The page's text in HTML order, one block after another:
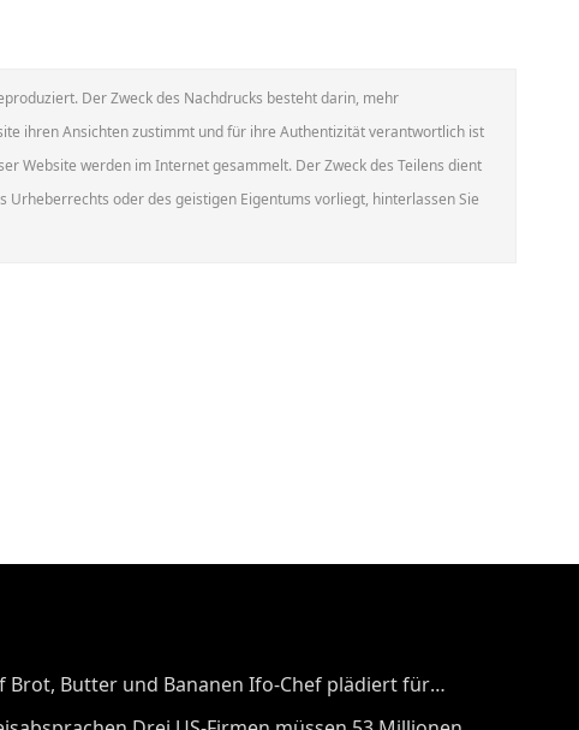
Der Zweck des Nachdrucks besteht darin, mehr
ihren Ansichten zustimmt und für ihre Authentizität verantwortlich ist
Website werden im Internet gesammelt. Der Zweck des Teilens dient
Urheberrechts oder des geistigen Eigentums vorliegt, hinterlassen Sie
Brot, Butter und Bananen Ifo-Chef plädiert für